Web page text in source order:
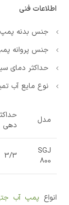
اطلاعات فنی
جنس بدنه
جنس پروانه
حداکثر دمای سیال 35 درجه
نوع مایع آب
مدل
دهی
SGJ
800
3/3
انواع پمپ آب